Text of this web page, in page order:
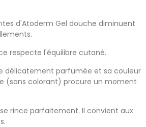
d'Atoderm Gel douche diminuent
respecte l'équilibre cutané.
délicatement parfumée et sa couleur
(sans colorant) procure un moment
rince parfaitement. Il convient aux